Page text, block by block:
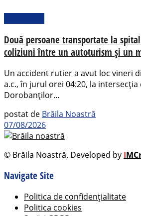
Două persoane transportate la
coliziuni între un autoturism și un
Un accident rutier a avut loc vineri
a.c., în jurul orei 04:20, la
Dorobanților...
postat de Brăila Noastră
07/08/2026
© Brăila Noastră. Developed by I
Navigate Site
Politica de confidențialitate
Politica cookies